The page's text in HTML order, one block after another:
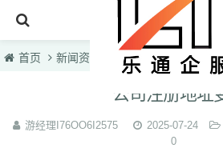
首页
首页 新闻资讯 文章正文
公司注册地址
游经理I76OO6I2575 2025-07-24
0